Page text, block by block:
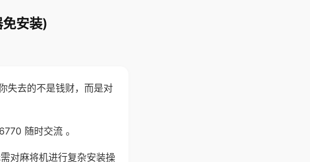
安装)
失去的不是钱财，而是对
随时交流 。
对麻将机进行复杂安装操